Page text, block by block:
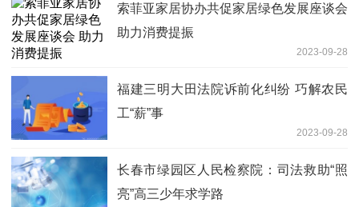
索菲亚家居协办共促家居绿色发展座谈会
助力消费提振
2023-09-28
福建三明大田法院诉前化纠纷 巧解农民
工“薪”事
2023-09-28
长春市绿园区人民检察院：司法救助“照
亮”高三少年求学路